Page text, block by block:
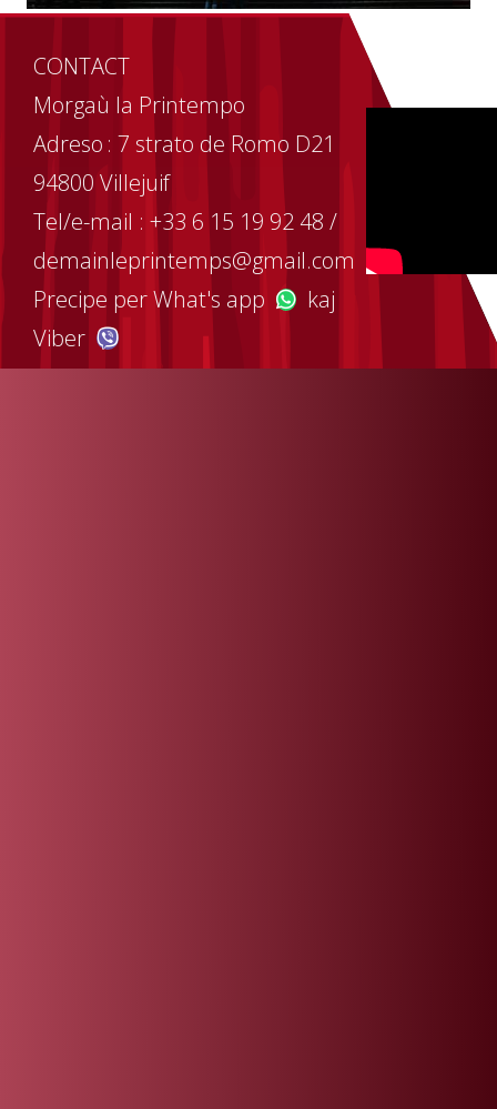
CONTACT
Morgaù la Printempo
Adreso : 7 strato de Romo D21
94800 Villejuif
Tel/e-mail : +33 6 15 19 92 48 /
demainleprintemps@gmail.com
Precipe per What's app
kaj
Viber